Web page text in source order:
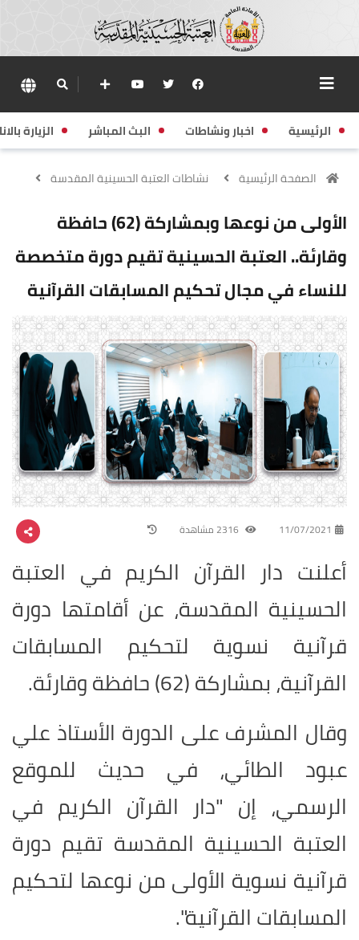
الرئيسية اخبار ونشاطات البث المباشر الزيارة
الصفحة الرئيسية نشاطات العتبة الحسينية المقدسة
الأولى من نوعها وبمشاركة (62) حافظة
وقارئة.. العتبة الحسينية تقيم دورة متخصصة
للنساء في مجال تحكيم المسابقات القرآنية
11/07/2021
أعلنت دار القرآن الكريم في العتبة
الحسينية المقدسة، عن أقامتها دورة
قرآنية نسوية لتحكيم المسابقات
القرآنية، بمشاركة (62) حافظة وقارئة.
وقال المشرف على الدورة الأستاذ علي
عبود الطائي، في حديث للموقع
الرسمي، إن "دار القرآن الكريم في
العتبة الحسينية المقدسة تقيم دورة
قرآنية نسوية الأولى من نوعها لتحكيم
المسابقات القرآنية".